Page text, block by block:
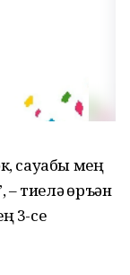
сауабы мең
тиелә Ҡөръән
3-се